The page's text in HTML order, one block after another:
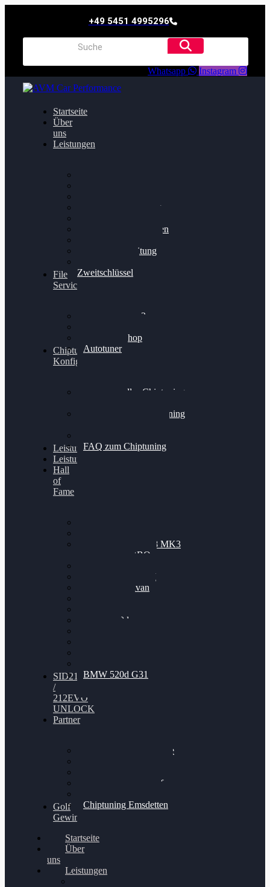
+49 5451 4995296
Whatsapp Instagram
Startseite
Über
uns
Leistungen
Getriebeoptimierung
Bremsscheiben planen
Felgenaufbereitung
Zweitschlüssel
File
Service
Alientech Kess3
Alientech Shop
Autotuner
Chiptuning
Konfigurator
Professionelles Chiptuning
Professionelles Chiptuning
FAQ zum Chiptuning
Leistungsmessung
Leistungsprüfstand
Hall
of
Fame
Nissan GT-R35 3.8 MK3
V6 TWINTURBO
VW Passat 2.0TDI
VW T6 Multivan
BMW 120d
BMW 520d G31
SID212
/
212EVO
UNLOCK
Partner
Bilgenroth Performance
Chiptuning Schüttorf
Chiptuning Emsdetten
Golf
Gewinnspiel
Startseite
Über
uns
Leistungen